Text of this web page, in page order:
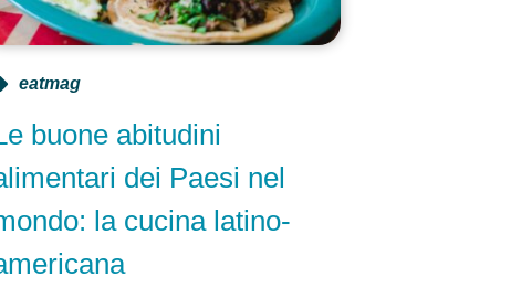
buone abitudini
dei Paesi nel
la cucina latino-
eatmag